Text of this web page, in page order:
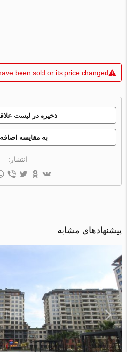
been sold or its price changed
ذخیره در لیست
به مقایسه اضافه
انتشار:
پیشنهادهای مشابه